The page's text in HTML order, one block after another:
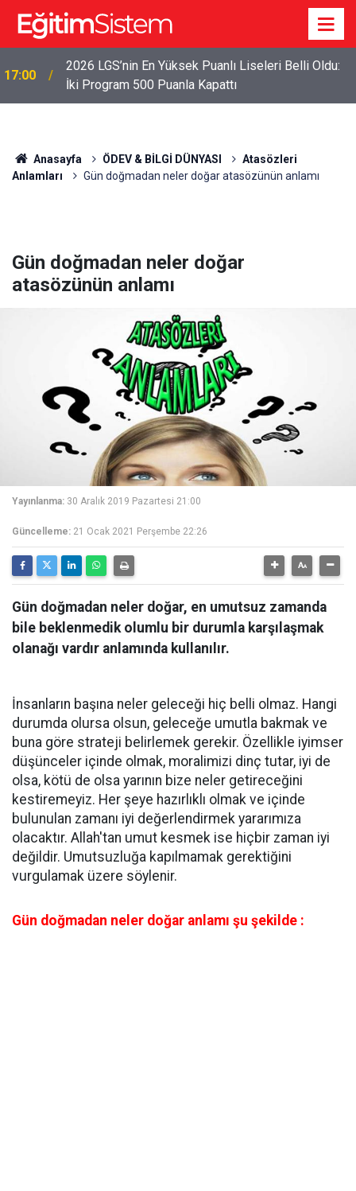
17:00
2026 LGS’nin En Yüksek Puanlı Liseleri Belli Oldu:
İki Program 500 Puanla Kapattı
Anasayfa ÖDEV & BİLGİ DÜNYASI
Atasözleri
Anlamları
Gün doğmadan neler doğar atasözünün anlamı
Gün doğmadan neler doğar
atasözünün anlamı
Yayınlanma: 30 Aralık 2019 Pazartesi 21:00
Güncelleme: 21 Ocak 2021 Perşembe 22:26
Gün doğmadan neler doğar, en umutsuz zamanda
bile beklenmedik olumlu bir durumla karşılaşmak
olanağı vardır anlamında kullanılır.
İnsanların başına neler geleceği hiç belli olmaz. Hangi
durumda olursa olsun, geleceğe umutla bakmak ve
buna göre strateji belirlemek gerekir. Özellikle iyimser
düşünceler içinde olmak, moralimizi dinç tutar, iyi de
olsa, kötü de olsa yarının bize neler getireceğini
kestiremeyiz. Her şeye hazırlıklı olmak ve içinde
bulunulan zamanı iyi değerlendirmek yararımıza
olacaktır. Allah'tan umut kesmek ise hiçbir zaman iyi
değildir. Umutsuzluğa kapılmamak gerektiğini
vurgulamak üzere söylenir.
Gün doğmadan neler doğar anlamı şu şekilde :